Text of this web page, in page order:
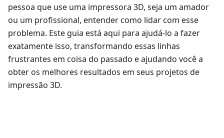
pessoa que use uma impressora 3D, seja um amador
ou um profissional, entender como lidar com esse
problema. Este guia está aqui para ajudá-lo a fazer
exatamente isso, transformando essas linhas
frustrantes em coisa do passado e ajudando você a
obter os melhores resultados em seus projetos de
impressão 3D.